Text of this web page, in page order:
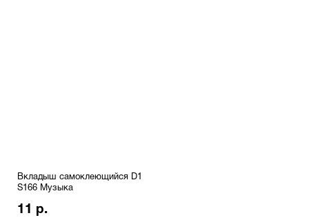
Вкладыш самоклеющийся D1
S166 Музыка
11 р.